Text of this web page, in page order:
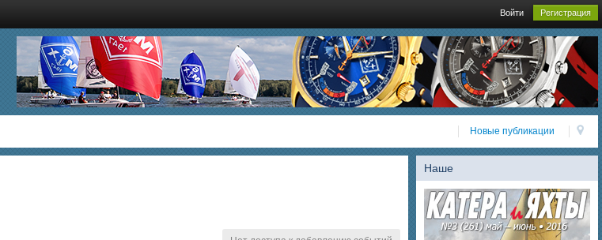
Войти Регистрация
Новые публикации
Наше